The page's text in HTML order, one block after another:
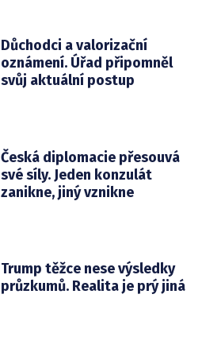
Důchodci a valorizační
oznámení. Úřad připomněl
svůj aktuální postup
Česká diplomacie přesouvá
své síly. Jeden konzulát
zanikne, jiný vznikne
Trump těžce nese výsledky
průzkumů. Realita je prý jiná